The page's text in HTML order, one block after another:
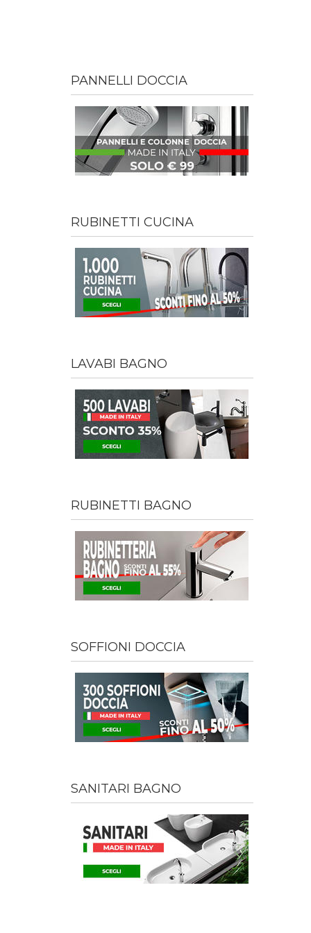
PANNELLI DOCCIA
RUBINETTI CUCINA
LAVABI BAGNO
RUBINETTI BAGNO
SOFFIONI DOCCIA
SANITARI BAGNO